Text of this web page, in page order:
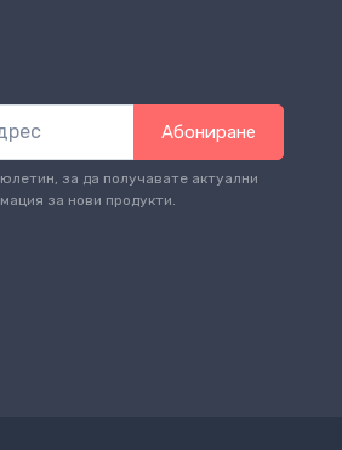
Абониране
за да получавате актуални
за нови продукти.